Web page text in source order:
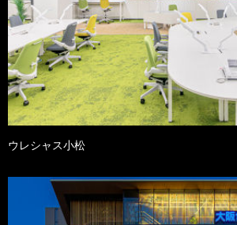
ウレシャス小松